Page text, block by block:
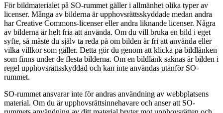
För bildmaterialet på SO-rummet gäller i allmänhet olika typer av
licenser. Många av bilderna är upphovsrättsskyddade medan andra
har Creative Commons-licenser eller andra liknande licenser. Några
av bilderna är helt fria att använda. Om du vill bruka en bild i eget
syfte, så måste du själv ta reda på om bilden är fri att använda eller
vilka villkor som gäller. Detta gör du genom att klicka på bildlänken
som finns under de flesta bilderna. Om en bildlänk saknas är bilden i
regel upphovsrättsskyddad och kan inte användas utanför SO-
rummet.
SO-rummet ansvarar inte för andras användning av webbplatsens
material. Om du är upphovsrättsinnehavare och anser att SO-